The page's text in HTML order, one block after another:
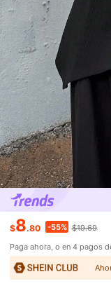
$8.80 -55% $19.69
Paga ahora, o en 4 pagos